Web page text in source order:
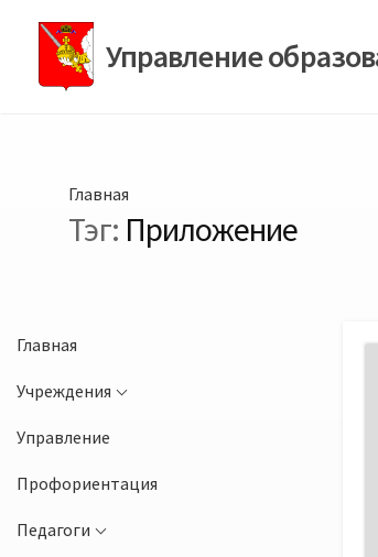
содержимомуУправление
Главная
Тэг: Приложение
Главная
Учреждения
Управление
Профориентация
Педагоги